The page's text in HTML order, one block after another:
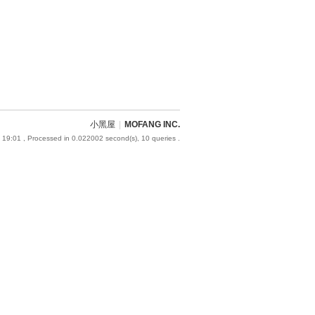
小黑屋 MOFANG INC.
19:01 , Processed in 0.022002 second(s), 10 queries .